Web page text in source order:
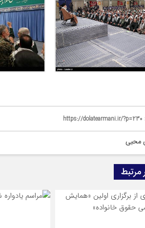
https://dolatearmani.ir/?p=230
محبی
مرتبط